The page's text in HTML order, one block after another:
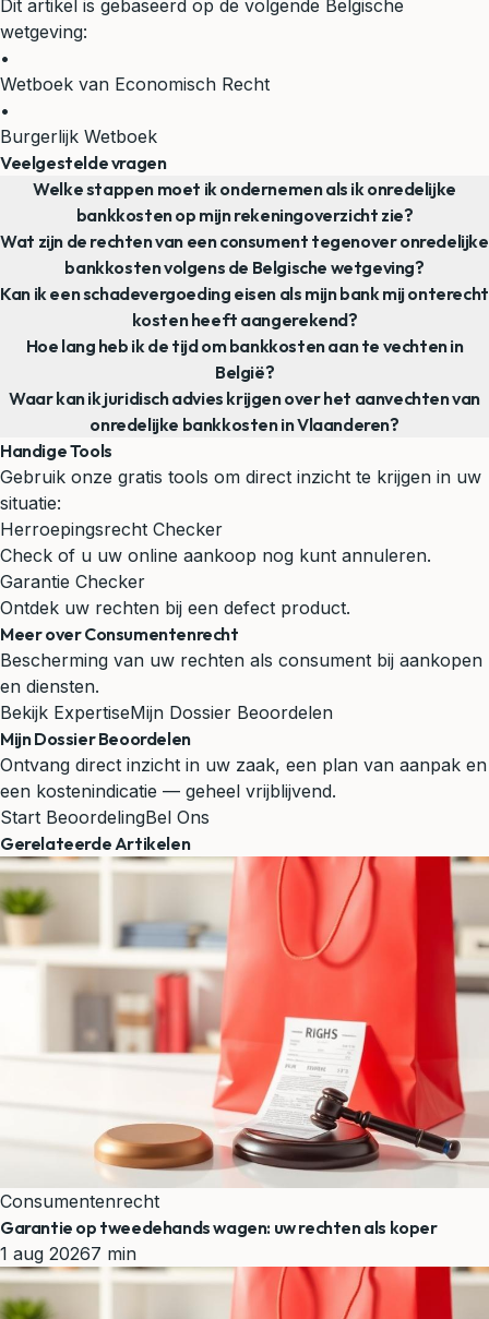
Dit artikel is gebaseerd op de volgende Belgische
wetgeving:
•
Wetboek van Economisch Recht
•
Burgerlijk Wetboek
Veelgestelde vragen
Welke stappen moet ik ondernemen als ik onredelijke
bankkosten op mijn rekeningoverzicht zie?
Wat zijn de rechten van een consument tegenover onredelijke
bankkosten volgens de Belgische wetgeving?
Kan ik een schadevergoeding eisen als mijn bank mij onterecht
kosten heeft aangerekend?
Hoe lang heb ik de tijd om bankkosten aan te vechten in
België?
Waar kan ik juridisch advies krijgen over het aanvechten van
onredelijke bankkosten in Vlaanderen?
Handige Tools
Gebruik onze gratis tools om direct inzicht te krijgen in uw
situatie:
Herroepingsrecht Checker
Check of u uw online aankoop nog kunt annuleren.
Garantie Checker
Ontdek uw rechten bij een defect product.
Meer over Consumentenrecht
Bescherming van uw rechten als consument bij aankopen
en diensten.
Bekijk ExpertiseMijn Dossier Beoordelen
Mijn Dossier Beoordelen
Ontvang direct inzicht in uw zaak, een plan van aanpak en
een kostenindicatie — geheel vrijblijvend.
Start BeoordelingBel Ons
Gerelateerde Artikelen
Consumentenrecht
Garantie op tweedehands wagen: uw rechten als koper
1 aug 20267 min